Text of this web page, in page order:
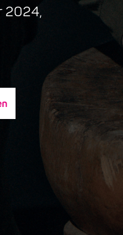
2024,